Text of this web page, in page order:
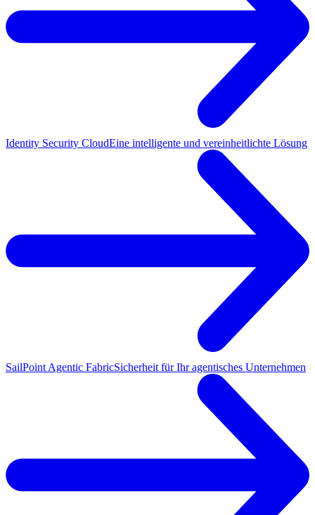
Identity Security CloudEine intelligente und vereinheitlichte Lösung
SailPoint Agentic FabricSicherheit für Ihr agentisches Unternehmen